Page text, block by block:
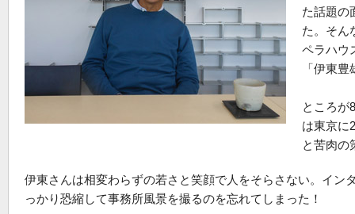
た話題の
た。そん
ペラハウ
「伊東
ところが
は東京に
と苦肉の
伊東さんは相変わらずの若さと笑顔で人をそらさない。イ
っかり恐縮して事務所風景を撮るのを忘れてしまった！